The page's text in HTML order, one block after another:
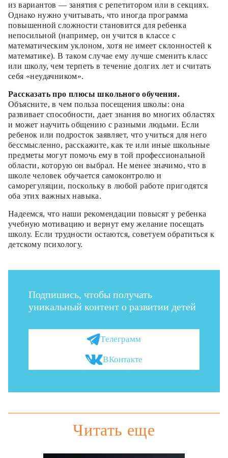
из вариантов — занятия с репетитором или в секциях.
Однако нужно учитывать, что иногда программа
повышенной сложности становится для ребенка
непосильной (например, он учится в классе с
математическим уклоном, хотя не имеет склонностей к
математике). В таком случае ему лучше сменить класс
или школу, чем терпеть в течение долгих лет и считать
себя «неудачником».
Рассказать про плюсы школьного обучения.
Объясните, в чем польза посещения школы: она
развивает способности, дает знания во многих областях
и может научить общению с разными людьми. Если
ребенок или подросток заявляет, что учиться для него
бессмысленно, расскажите, как те или иные школьные
предметы могут помочь ему в той профессиональной
области, которую он выбрал. Не менее значимо, что в
школе человек обучается самоконтролю и
саморегуляции, поскольку в любой работе пригодятся
оба этих важных навыка.
Надеемся, что наши рекомендации повысят у ребенка
учебную мотивацию и вернут ему желание посещать
школу. Если трудности остаются, советуем обратиться к
детскому психологу.
Подпишись, чтобы получать
уникальный контент о развитии детей
Телеграмм
ВКонтакте
Читать еще